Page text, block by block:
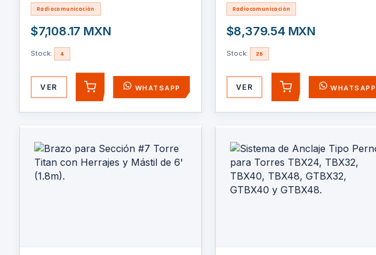
Radiocomunicación
$7,108.17 MXN
Stock: 4
VER AGREGARWHATSAPP
Radiocomunicación
$8,379.54 MXN
Stock: 26
VER AGREGARWHATSAPP